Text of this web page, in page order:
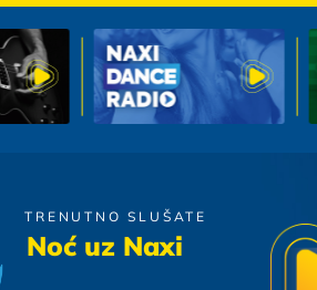
TRENUTNO SLUŠATE
Noć uz Naxi
Bojan Marovic